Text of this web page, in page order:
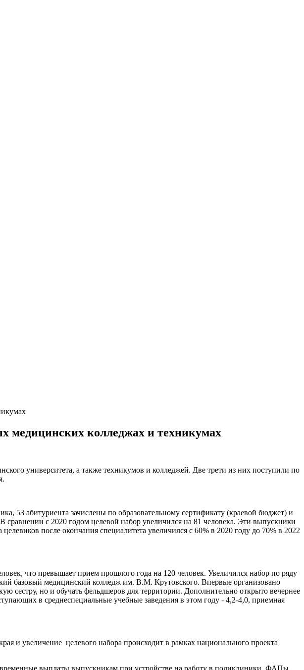
медицинских колледжах и техникумах
университета, а также техникумов и колледжей. Две трети из них поступили по
53 абитуриента зачислены по образовательному сертификату (краевой бюджет) и
с 2020 годом целевой набор увеличился на 81 человека. Эти выпускники
после окончания специалитета увеличился с 60% в 2020 году до 70% в 2022
что превышает прием прошлого года на 120 человек. Увеличился набор по ряду
базовый медицинский колледж им. В.М. Крутовского. Впервые организовано
сестру, но и обучать фельдшеров для территории. Дополнительно открыто вечернее
в среднеспециальные учебные заведения в этом году - 4,2-4,0, приемная
и увеличение целевого набора происходит в рамках национального проекта